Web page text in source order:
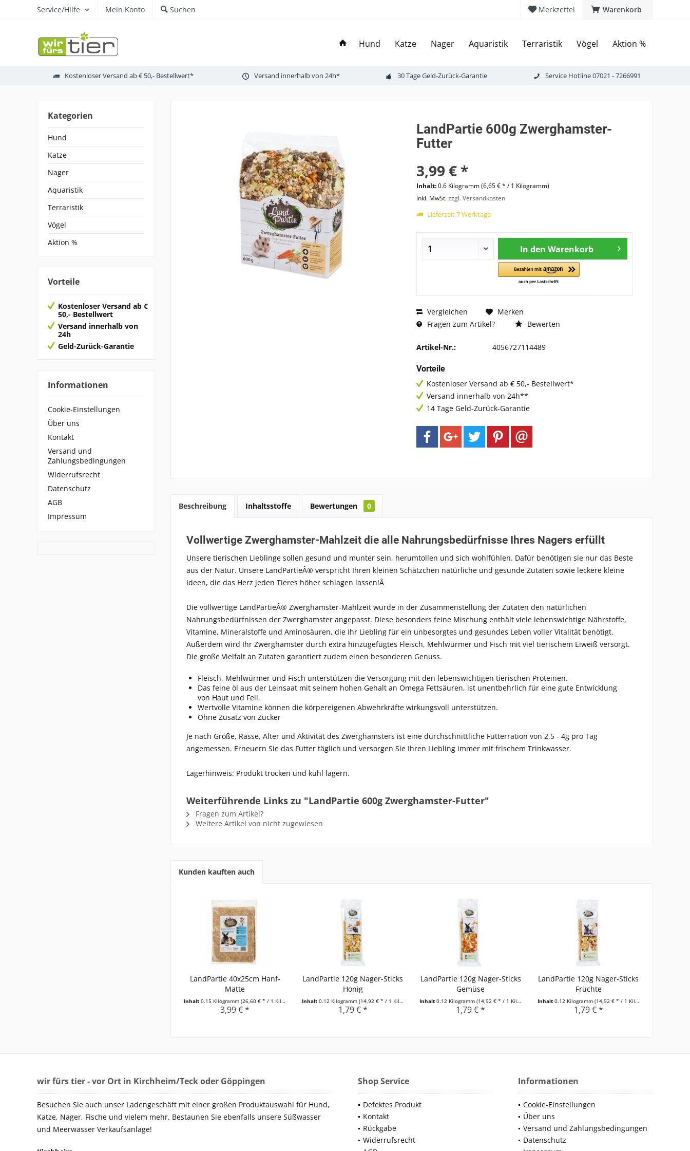
Warenkorb
Merkzettel
Service/Hilfe Mein Konto Suchen
Hund Katze Nager Aquaristik Terraristik Vögel Aktion %
Kostenloser Versand ab € 50,- Bestellwert* Versand innerhalb von 24h* 30 Tage Geld-Zurück-Garantie Service Hotline 07021 - 7266991
Kategorien
Hund
Katze
Nager
Aquaristik
Terraristik
Vögel
Aktion %
Vorteile
Kostenloser Versand ab €
50,- Bestellwert
Versand innerhalb von
24h
Geld-Zurück-Garantie
Informationen
Cookie-Einstellungen
Über uns
Kontakt
Versand und
Zahlungsbedingungen
Widerrufsrecht
Datenschutz
AGB
Impressum
LandPartie 600g Zwerghamster-
Futter
3,99 € *
Inhalt:0.6 Kilogramm (6,65 € * / 1 Kilogramm)
inkl. MwSt.zzgl. Versandkosten
Lieferzeit 7 Werktage
In den Warenkorb
Vergleichen
Merken
Fragen zum Artikel?
Bewerten
Artikel-Nr.: 4056727114489
Vorteile
Kostenloser Versand ab € 50,- Bestellwert*
Versand innerhalb von 24h**
14 Tage Geld-Zurück-Garantie
Beschreibung Inhaltsstoffe Bewertungen 0
Vollwertige Zwerghamster-Mahlzeit die alle Nahrungsbedürfnisse Ihres Nagers erfüllt
Unsere tierischen Lieblinge sollen gesund und munter sein, herumtollen und sich wohlfühlen. Dafür benötigen sie nur das Beste
aus der Natur. Unsere LandPartieÂ® verspricht Ihren kleinen Schätzchen natürliche und gesunde Zutaten sowie leckere kleine
Ideen, die das Herz jeden Tieres höher schlagen lassen!Â
Die vollwertige LandPartieÂ® Zwerghamster-Mahlzeit wurde in der Zusammenstellung der Zutaten den natürlichen
Nahrungsbedürfnissen der Zwerghamster angepasst. Diese besonders feine Mischung enthält viele lebenswichtige Nährstoffe,
Vitamine, Mineralstoffe und Aminosäuren, die Ihr Liebling für ein unbesorgtes und gesundes Leben voller Vitalität benötigt.
Außerdem wird Ihr Zwerghamster durch extra hinzugefügtes Fleisch, Mehlwürmer und Fisch mit viel tierischem Eiweiß versorgt.
Die große Vielfalt an Zutaten garantiert zudem einen besonderen Genuss.
Fleisch, Mehlwürmer und Fisch unterstützen die Versorgung mit den lebenswichtigen tierischen Proteinen.
Das feine öl aus der Leinsaat mit seinem hohen Gehalt an Omega Fettsäuren, ist unentbehrlich für eine gute Entwicklung
von Haut und Fell.
Wertvolle Vitamine können die körpereigenen Abwehrkräfte wirkungsvoll unterstützen.
Ohne Zusatz von Zucker
Je nach Größe, Rasse, Alter und Aktivität des Zwerghamsters ist eine durchschnittliche Futterration von 2,5 - 4g pro Tag
angemessen. Erneuern Sie das Futter täglich und versorgen Sie Ihren Liebling immer mit frischem Trinkwasser.
Lagerhinweis: Produkt trocken und kühl lagern.
Weiterführende Links zu "LandPartie 600g Zwerghamster-Futter"
Fragen zum Artikel?
Weitere Artikel von nicht zugewiesen
Kunden kauften auch
LandPartie 40x25cm Hanf-
Matte
Inhalt 0.15 Kilogramm (26,60 € * / 1 Kilogramm)
3,99 € *
LandPartie 120g Nager-Sticks
Honig
Inhalt 0.12 Kilogramm (14,92 € * / 1 Kilogramm)
1,79 € *
LandPartie 120g Nager-Sticks
Gemüse
Inhalt 0.12 Kilogramm (14,92 € * / 1 Kilogramm)
1,79 € *
LandPartie 120g Nager-Sticks
Früchte
Inhalt 0.12 Kilogramm (14,92 € * / 1 Kilogramm)
1,79 € *
wir fürs tier - vor Ort in Kirchheim/Teck oder Göppingen
Besuchen Sie auch unser Ladengeschäft mit einer großen Produktauswahl für Hund,
Katze, Nager, Fische und vielem mehr. Bestaunen Sie ebenfalls unsere Süßwasser
und Meerwasser Verkaufsanlage!
Shop Service
Defektes Produkt
Kontakt
Rückgabe
Widerrufsrecht
Informationen
Cookie-Einstellungen
Über uns
Versand und Zahlungsbedingungen
Datenschutz